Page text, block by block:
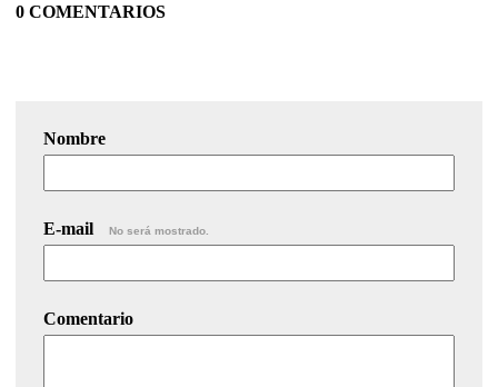
0 COMENTARIOS
Nombre
E-mail No será mostrado.
Comentario